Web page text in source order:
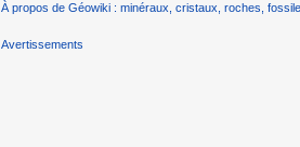
À propos de Géowiki : minéraux, cristaux, roches,
Avertissements